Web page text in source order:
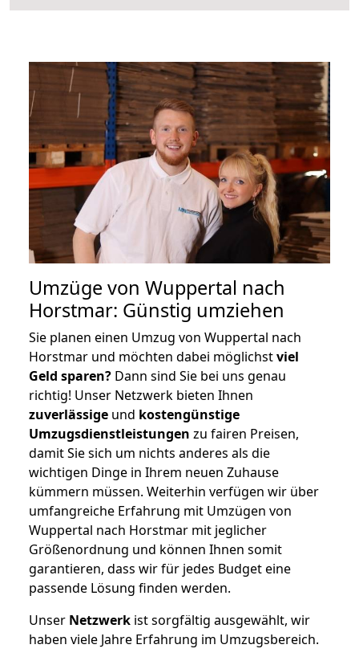
Umzüge von Wuppertal nach
Horstmar: Günstig umziehen
Sie planen einen Umzug von Wuppertal nach
Horstmar und möchten dabei möglichstviel
Geld sparen? Dann sind Sie bei uns genau
richtig! Unser Netzwerk bieten Ihnen
zuverlässige und kostengünstige
Umzugsdienstleistungen zu fairen Preisen,
damit Sie sich um nichts anderes als die
wichtigen Dinge in Ihrem neuen Zuhause
kümmern müssen. Weiterhin verfügen wir über
umfangreiche Erfahrung mit Umzügen von
Wuppertal nach Horstmar mit jeglicher
Größenordnung und können Ihnen somit
garantieren, dass wir für jedes Budget eine
passende Lösung finden werden.
Unser Netzwerk ist sorgfältig ausgewählt, wir
haben viele Jahre Erfahrung im Umzugsbereich.